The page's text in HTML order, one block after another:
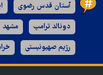
آستان قدس رضوی
دونالد ترامپ مشهد
رژیم صهیونیستی